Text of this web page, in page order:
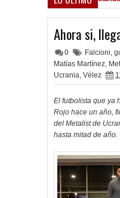
Ahora si,
0 Falcioni,
Matías Martínez,
Ucrania, Vélez
El futbolista que ya
Rojo hace un año,
del Metalist de
hasta mitad de año.